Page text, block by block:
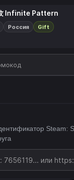
Infinite Pattern
Россия Gift
Steam: